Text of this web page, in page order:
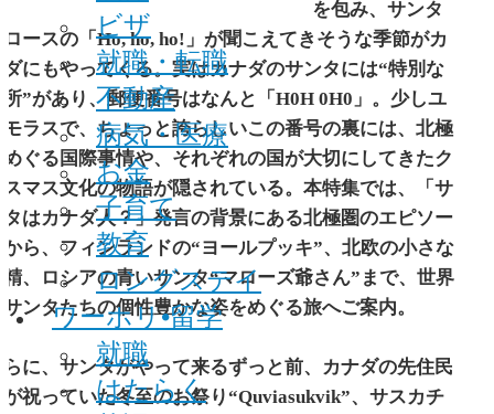
ビザ
就職・転職
不動産
病気・医療
お金
子育て
教育
ロングステイ
ワーホリ•留学
就職
はたらく
を包み、サンタ
ースの「Ho, ho, ho!」が聞こえてきそうな季節がカ
にもやってくる。実はカナダのサンタには“特別な
”があり、郵便番号はなんと「H0H 0H0」。少しユ
ラスで、ちょっと誇らしいこの番号の裏には、北極
ぐる国際事情や、それぞれの国が大切にしてきたク
マス文化の物語が隠されている。 本特集では、「サ
はカナダ人？」発言の背景にある北極圏のエピソー
ら、フィンランドの“ヨールプッキ”、北欧の小さな
、ロシアの青いサンタ“マローズ爺さん”まで、世界
ンタたちの個性豊かな姿をめぐる旅へご案内。
に、サンタがやって来るずっと前、カナダの先住民
祝っていた冬至のお祭り“Quviasukvik”、サスカチ